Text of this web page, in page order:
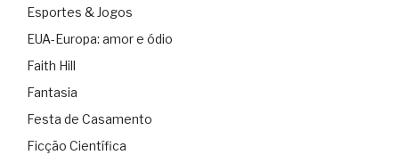
Esportes & Jogos
EUA-Europa: amor e ódio
Faith Hill
Fantasia
Festa de Casamento
Ficção Científica